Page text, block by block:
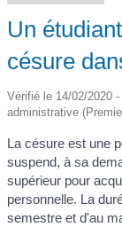
Un
césure
Vérifié le 14/02/2020
administrative
La césure est une
suspend, à sa
supérieur pour
personnelle. La
semestre et d'au